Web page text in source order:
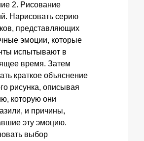
2. Рисование
Нарисовать серию
представляющих
эмоции, которые
испытывают в
время. Затем
краткое объяснение
рисунка, описывая
которую они
и причины,
эту эмоцию.
выбор